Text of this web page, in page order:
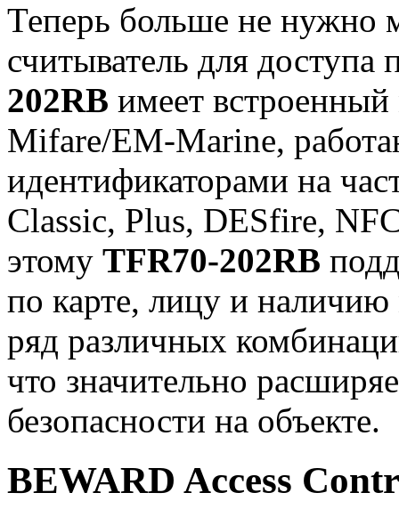
Теперь больше не нужно
считыватель для
202RB имеет
Mifare/EM-Marine,
идентификаторами на
Classic, Plus, DESfire,
этому TFR70-202RB
по карте, лицу и наличию
ряд различных
что значительно
безопасности на объекте.
BEWARD Access